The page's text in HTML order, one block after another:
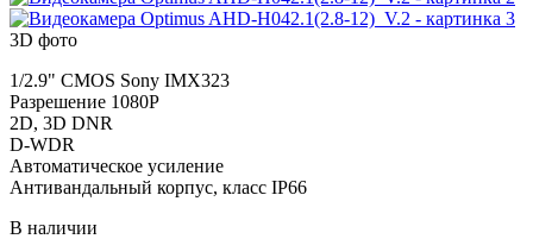
3D фото
1/2.9" CMOS Sony IMX323
Разрешение 1080P
2D, 3D DNR
D-WDR
Автоматическое усиление
Антивандальный корпус, класс IP66
В наличии